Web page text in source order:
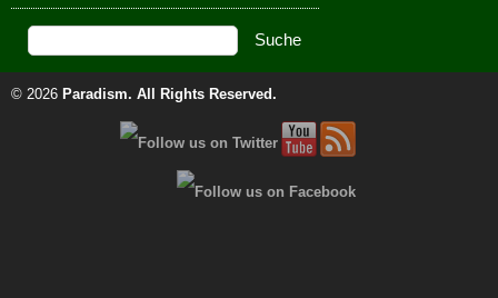
© 2026 Paradism. All Rights Reserved.